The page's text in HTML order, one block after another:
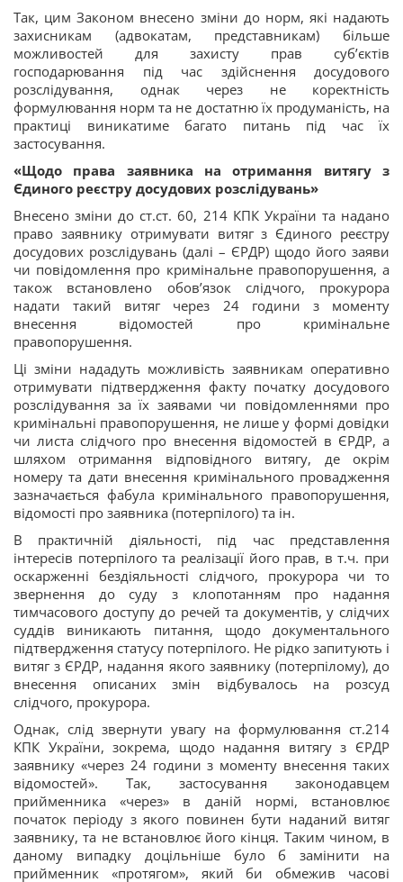
Так, цим Законом внесено зміни до норм, які надають
захисникам (адвокатам, представникам) більше
можливостей для захисту прав суб’єктів
господарювання під час здійснення досудового
розслідування, однак через не коректність
формулювання норм та не достатню їх продуманість, на
практиці виникатиме багато питань під час їх
застосування.
«Щодо права заявника на отримання витягу з
Єдиного реєстру досудових розслідувань»
Внесено зміни до ст.ст. 60, 214 КПК України та надано
право заявнику отримувати витяг з Єдиного реєстру
досудових розслідувань (далі – ЄРДР) щодо його заяви
чи повідомлення про кримінальне правопорушення, а
також встановлено обов’язок слідчого, прокурора
надати такий витяг через 24 години з моменту
внесення відомостей про кримінальне
правопорушення.
Ці зміни нададуть можливість заявникам оперативно
отримувати підтвердження факту початку досудового
розслідування за їх заявами чи повідомленнями про
кримінальні правопорушення, не лише у формі довідки
чи листа слідчого про внесення відомостей в ЄРДР, а
шляхом отримання відповідного витягу, де окрім
номеру та дати внесення кримінального провадження
зазначається фабула кримінального правопорушення,
відомості про заявника (потерпілого) та ін.
В практичній діяльності, під час представлення
інтересів потерпілого та реалізації його прав, в т.ч. при
оскарженні бездіяльності слідчого, прокурора чи то
звернення до суду з клопотанням про надання
тимчасового доступу до речей та документів, у слідчих
суддів виникають питання, щодо документального
підтвердження статусу потерпілого. Не рідко запитують і
витяг з ЄРДР, надання якого заявнику (потерпілому), до
внесення описаних змін відбувалось на розсуд
слідчого, прокурора.
Однак, слід звернути увагу на формулювання ст.214
КПК України, зокрема, щодо надання витягу з ЄРДР
заявнику «через 24 години з моменту внесення таких
відомостей». Так, застосування законодавцем
прийменника «через» в даній нормі, встановлює
початок періоду з якого повинен бути наданий витяг
заявнику, та не встановлює його кінця. Таким чином, в
даному випадку доцільніше було б замінити на
прийменник «протягом», який би обмежив часові